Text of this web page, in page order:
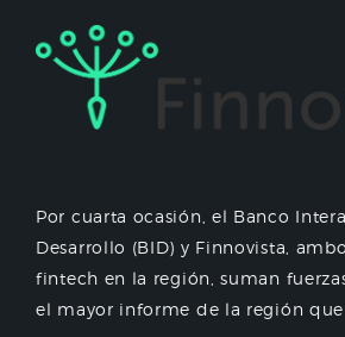
Por cuarta ocasión, el Banco
Desarrollo (BID) y Finnovista,
fintech en la región, suman
el mayor informe de la región que